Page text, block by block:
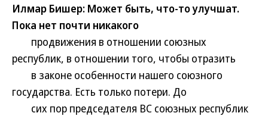
Илмар Бишер: Может быть, что-то улучшат.
Пока нет почти никакого
продвижения в отношении союзных
республик, в отношении того, чтобы отразить
в законе особенности нашего союзного
государства. Есть только потери. До
сих пор председателя ВС союзных республик